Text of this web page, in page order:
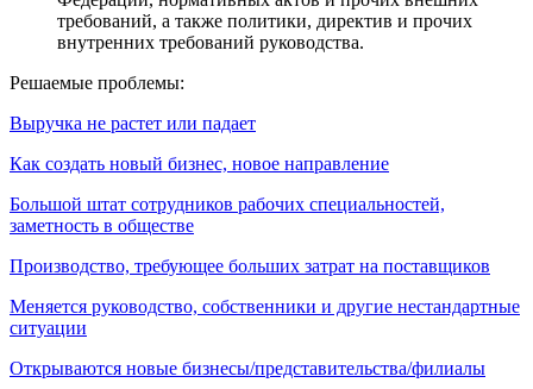
требований, а также политики, директив и прочих
внутренних требований руководства.
Решаемые проблемы:
Выручка не растет или падает
Как создать новый бизнес, новое направление
Большой штат сотрудников рабочих специальностей,
заметность в обществе
Производство, требующее больших затрат на поставщиков
Меняется руководство, собственники и другие нестандартные
ситуации
Открываются новые бизнесы/представительства/филиалы